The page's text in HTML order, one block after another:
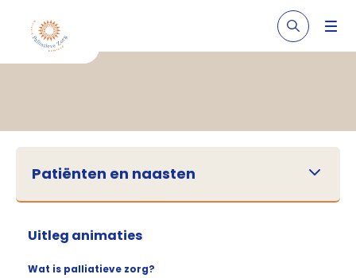
Patiënten en naasten
Uitleg animaties
Wat is palliatieve zorg?